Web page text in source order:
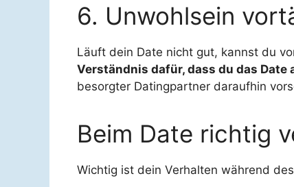
6. Unwohlsein
Läuft dein Date nicht gut, kannst du
Verständnis dafür, dass du das
besorgter Datingpartner daraufhin
Beim Date richtig
Wichtig ist dein Verhalten während